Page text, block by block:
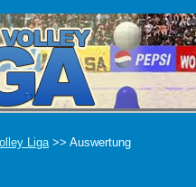
Liga>> Auswertung